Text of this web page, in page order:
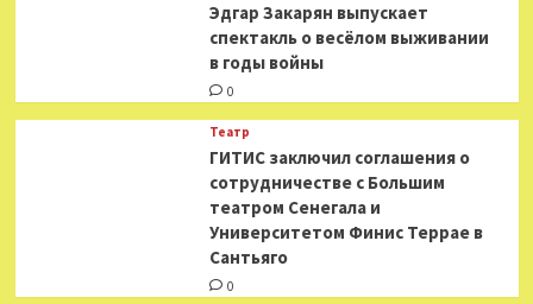
Эдгар Закарян выпускает
спектакль о весёлом выживании
в годы войны
0
Театр
ГИТИС заключил соглашения о
сотрудничестве с Большим
театром Сенегала и
Университетом Финис Террае в
Сантьяго
0